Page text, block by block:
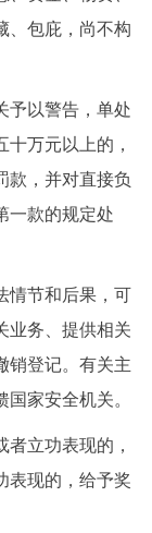
、包庇，尚不构
以警告，单处
万元以上的，
款，并对直接负
一款的规定处
节和后果，可
业务、提供相关
销登记。有关主
家安全机关。
立功表现的，
表现的，给予奖